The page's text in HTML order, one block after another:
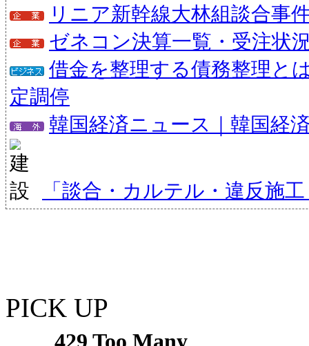
リニア新幹線大林組談合事
ゼネコン決算一覧・受注状
借金を整理する債務整理と
定調停
韓国経済ニュース｜韓国経
「談合・カルテル・違反施
PICK UP